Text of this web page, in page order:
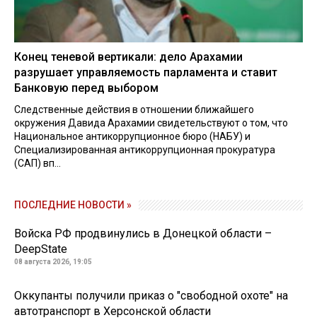
Конец теневой вертикали: дело Арахамии
разрушает управляемость парламента и ставит
Банковую перед выбором
Следственные действия в отношении ближайшего
окружения Давида Арахамии свидетельствуют о том, что
Национальное антикоррупционное бюро (НАБУ) и
Специализированная антикоррупционная прокуратура
(САП) вп...
ПОСЛЕДНИЕ НОВОСТИ »
Войска РФ продвинулись в Донецкой области –
DeepState
08 августа 2026, 19:05
Оккупанты получили приказ о "свободной охоте" на
автотранспорт в Херсонской области